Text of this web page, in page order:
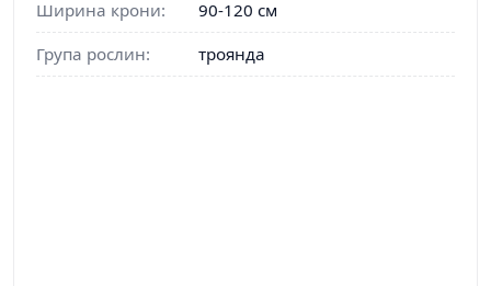
Ширина крони:
90-120 см
Група рослин:
троянда